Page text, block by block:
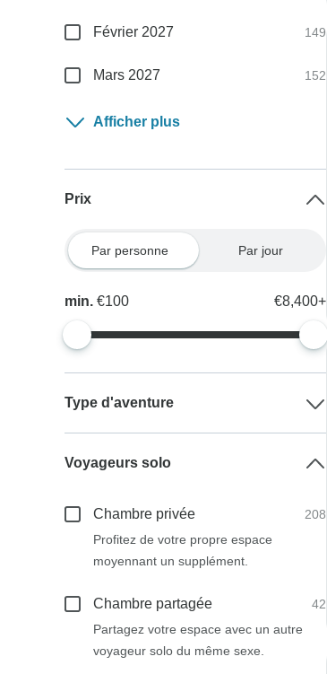
Février 2027 149
Mars 2027 152
Afficher plus
Prix
Par personne Par jour
min.€100 €8,400+
Type d'aventure
Voyageurs solo
Chambre privée
208
Profitez de votre propre espace
moyennant un supplément.
Chambre partagée
42
Partagez votre espace avec un autre
voyageur solo du même sexe.